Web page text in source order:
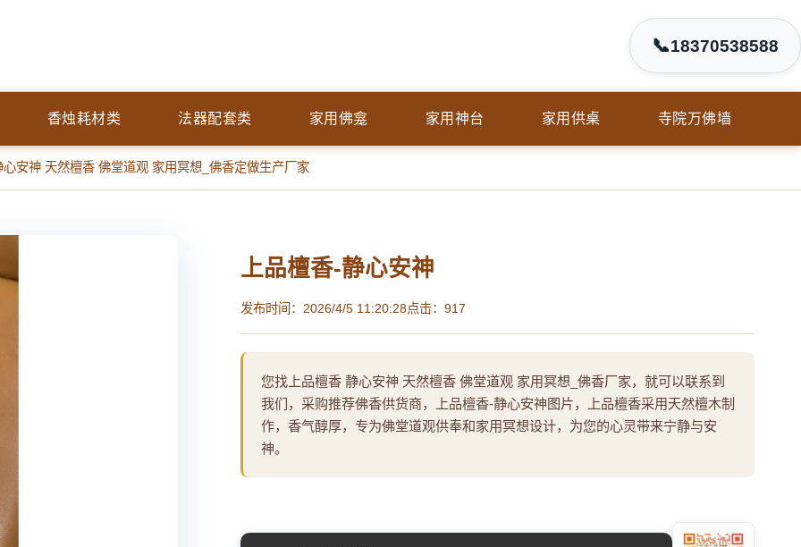
📞18370538588
香烛耗材类 法器配套类 家用佛龛 家用神台 家用供桌 寺院万佛墙
安神 天然檀香 佛堂道观 家用冥想_佛香定做生产厂家
上品檀香-静心安神
发布时间：2026/4/5 11:20:28点击：917
您找上品檀香 静心安神 天然檀香 佛堂道观 家用冥想_佛香厂家，就可以联系到
我们，采购推荐佛香供货商，上品檀香-静心安神图片，上品檀香采用天然檀木制
作，香气醇厚，专为佛堂道观供奉和家用冥想设计，为您的心灵带来宁静与安
神。